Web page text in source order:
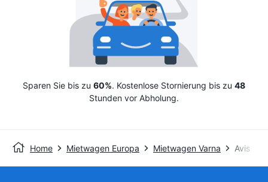
Sparen Sie bis zu 60%. Kostenlose Stornierung bis zu 48
Stunden vor Abholung.
Home Mietwagen Europa Mietwagen Varna Avis